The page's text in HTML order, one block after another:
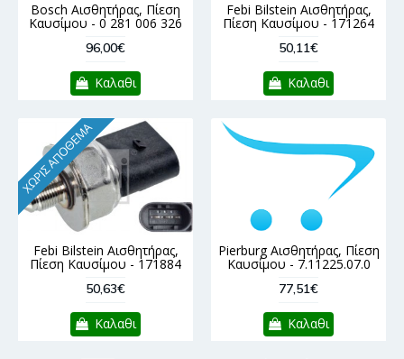
Bosch Αισθητήρας, Πίεση
Καυσίμου - 0 281 006 326
96,00€
Καλαθι
Febi Bilstein Αισθητήρας,
Πίεση Καυσίμου - 171264
50,11€
Καλαθι
ΧΩΡΊΣ ΑΠΌΘΕΜΑ
Febi Bilstein Αισθητήρας,
Πίεση Καυσίμου - 171884
50,63€
Καλαθι
Pierburg Αισθητήρας, Πίεση
Καυσίμου - 7.11225.07.0
77,51€
Καλαθι